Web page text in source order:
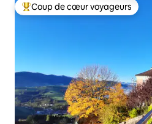
Coups de cœur voyageurs les
Coup de cœur voyageurs